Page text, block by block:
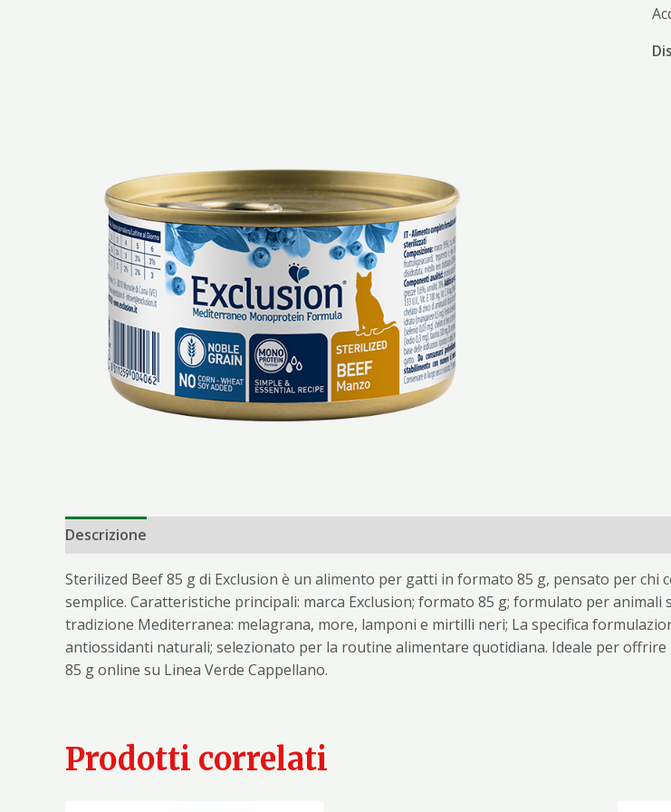
Descrizione
Sterilized Beef 85 g di Exclusion è un alimento per gatti in formato 85 g, pensato per
semplice. Caratteristiche principali: marca Exclusion; formato 85 g; formulato per
tradizione Mediterranea: melagrana, more, lamponi e mirtilli neri; La specifica
antiossidanti naturali; selezionato per la routine alimentare quotidiana. Ideale per
85 g online su Linea Verde Cappellano.
Prodotti correlati
Il